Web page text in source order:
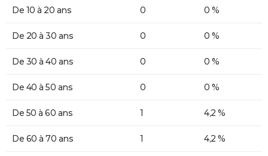
De 10 à 20 ans 0 0 %
De 20 à 30 ans 0 0 %
De 30 à 40 ans 0 0 %
De 40 à 50 ans 0 0 %
De 50 à 60 ans 1 4,2 %
De 60 à 70 ans 1 4,2 %